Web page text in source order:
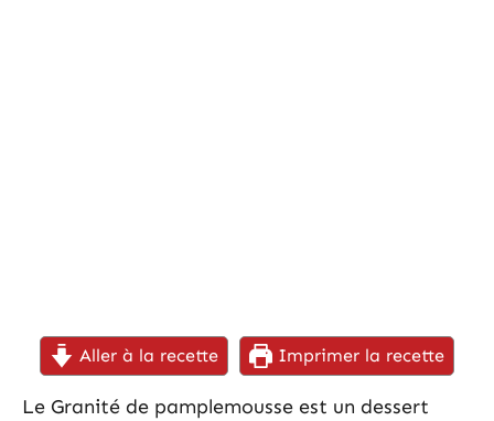
Aller à la recette Imprimer la recette
Le Granité de pamplemousse est un dessert